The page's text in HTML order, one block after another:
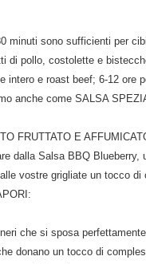
minuti sono sufficienti per
di pollo, costolette e
intero e roast beef; 6-12 ore
anche come SALSA
FRUTTATO E
dalla Salsa BBQ Blueberry,
vostre grigliate un tocco di
che si sposa
donano un tocco di